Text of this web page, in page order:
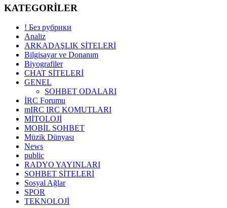
KATEGORİLER
! Без рубрики
Analiz
ARKADAŞLIK SİTELERİ
Bilgisayar ve Donanım
Biyografiler
CHAT SİTELERİ
GENEL
SOHBET ODALARI
İRC Forumu
mIRC IRC KOMUTLARI
MİTOLOJİ
MOBİL SOHBET
Müzik Dünyası
News
public
RADYO YAYINLARI
SOHBET SİTELERİ
Sosyal Ağlar
SPOR
TEKNOLOJİ